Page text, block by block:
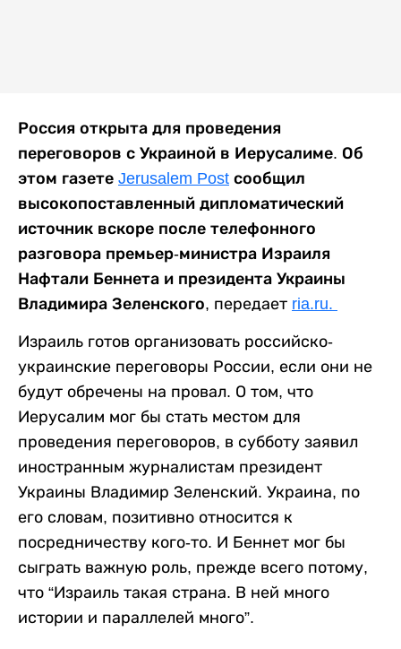
Россия открыта для проведения
переговоров с Украиной в Иерусалиме. Об
этом газете Jerusalem Post сообщил
высокопоставленный дипломатический
источник вскоре после телефонного
разговора премьер-министра Израиля
Нафтали Беннета и президента Украины
Владимира Зеленского, передает ria.ru.
Израиль готов организовать российско-
украинские переговоры России, если они не
будут обречены на провал. О том, что
Иерусалим мог бы стать местом для
проведения переговоров, в субботу заявил
иностранным журналистам президент
Украины Владимир Зеленский. Украина, по
его словам, позитивно относится к
посредничеству кого-то. И Беннет мог бы
сыграть важную роль, прежде всего потому,
что “Израиль такая страна. В ней много
истории и параллелей много”.